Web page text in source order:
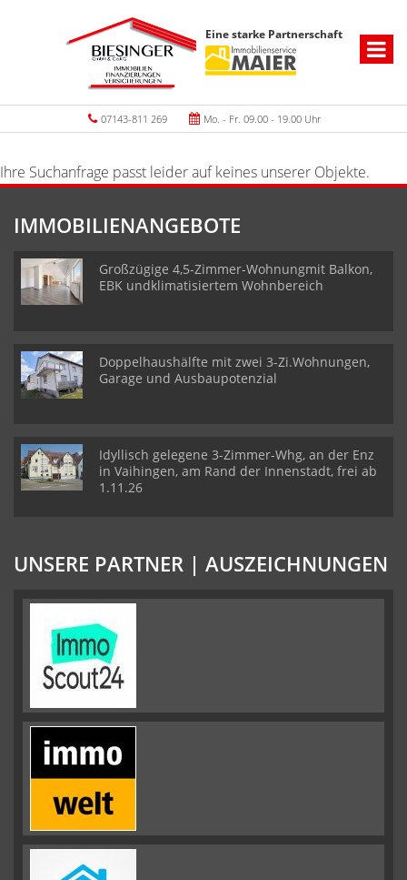
Eine starke Partnerschaft
07143-811 269 Mo. - Fr. 09.00 - 19.00 Uhr
Ihre Suchanfrage passt leider auf keines unserer Objekte.
IMMOBILIENANGEBOTE
Großzügige 4,5-Zimmer-Wohnungmit Balkon,
EBK undklimatisiertem Wohnbereich
Doppelhaushälfte mit zwei 3-Zi.Wohnungen,
Garage und Ausbaupotenzial
Idyllisch gelegene 3-Zimmer-Whg, an der Enz
in Vaihingen, am Rand der Innenstadt, frei ab
1.11.26
UNSERE PARTNER | AUSZEICHNUNGEN